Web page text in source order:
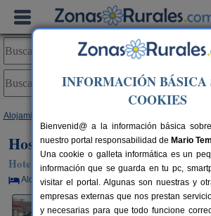
Alojamientos
Hostería Isla Cabrera
Hotel en Suances (Cantabria)
Alquiler por habitaciones 8+3 plazas 20
INFORMACIÓN BÁSICA
COOKIES
Bienvenid@ a la información básica
nuestro portal responsabilidad de Mario
Una cookie o galleta informática es un
información que se guarda en tu pc,
visitar el portal. Algunas son nuestras y
empresas externas que nos prestan
y necesarias para que todo funcione